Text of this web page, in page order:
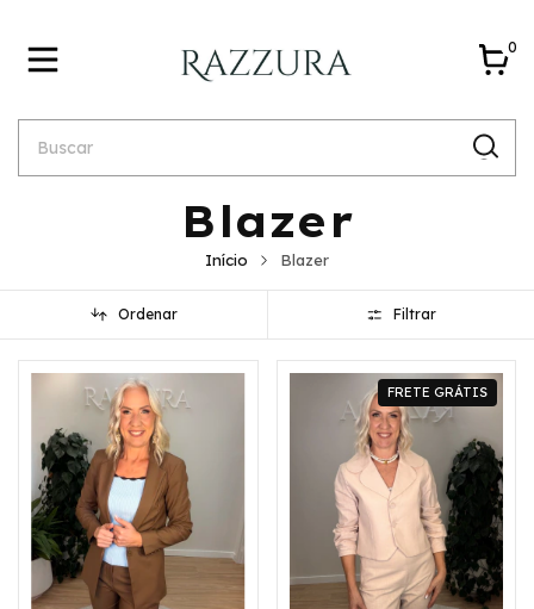
0
Blazer
Início Blazer
Ordenar Filtrar
FRETE GRÁTIS